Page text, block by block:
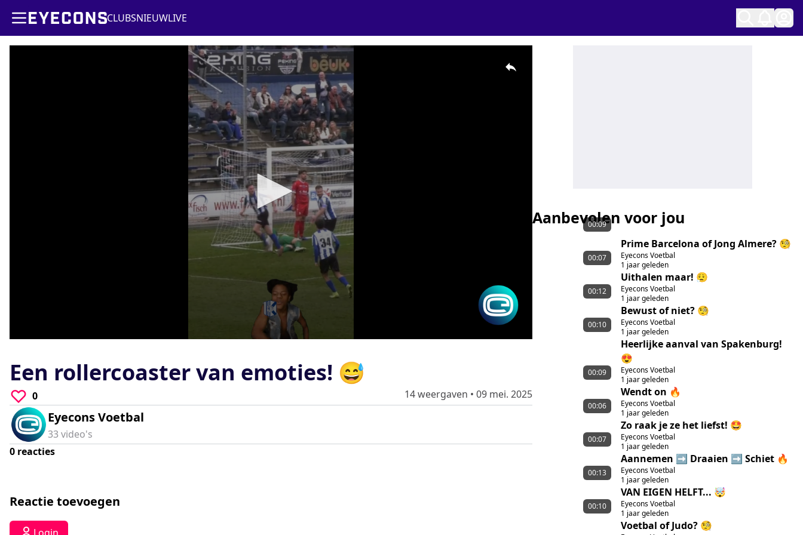
CLUBSNIEUWLIVE
secondsVolume
90%
Een rollercoaster van emoties! 😅
0 14 weergaven • 09 mei. 2025
Eyecons Voetbal
33 video's
0 reacties
Reactie toevoegen
Aanbevolen voor jou
00:09
Prime Barcelona of Jong Almere? 🧐
Eyecons Voetbal
1 jaar geleden
00:07
Uithalen maar! 😮‍💨
Eyecons Voetbal
1 jaar geleden
00:12
Bewust of niet? 🧐
Eyecons Voetbal
1 jaar geleden
00:10
Heerlijke aanval van Spakenburg!
😍
Eyecons Voetbal
1 jaar geleden
00:09
Wendt on 🔥
Eyecons Voetbal
1 jaar geleden
00:06
Zo raak je ze het liefst! 🤩
Eyecons Voetbal
1 jaar geleden
00:07
Aannemen ➡️ Draaien ➡️ Schiet 🔥
Eyecons Voetbal
1 jaar geleden
00:13
VAN EIGEN HELFT... 🤯
Eyecons Voetbal
1 jaar geleden
00:10
Voetbal of Judo? 🧐